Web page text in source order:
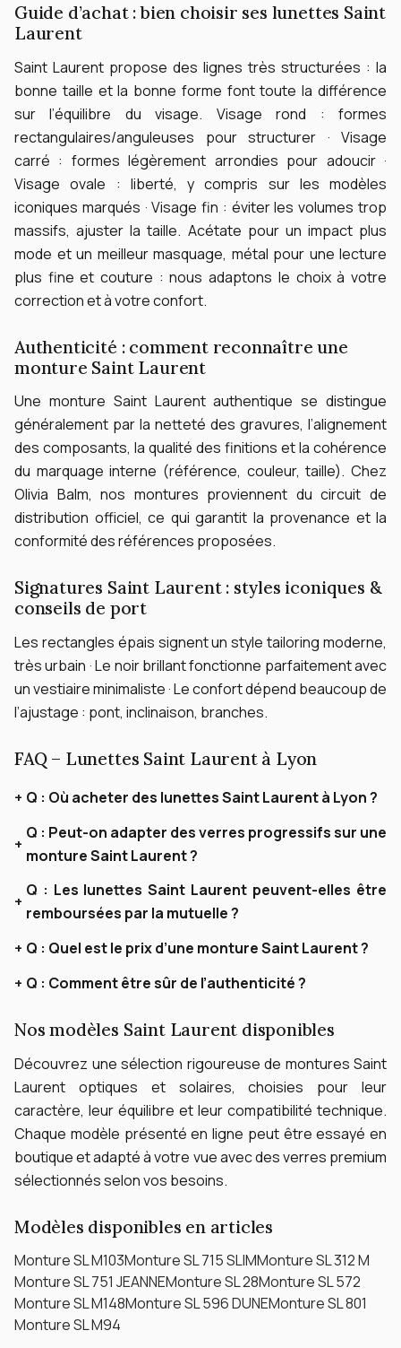
Guide d’achat : bien choisir ses lunettes Saint
Laurent
Saint Laurent propose des lignes très structurées : la
bonne taille et la bonne forme font toute la différence
sur l’équilibre du visage.
Visage rond : formes
rectangulaires/anguleuses pour structurer · Visage
carré : formes légèrement arrondies pour adoucir ·
Visage ovale : liberté, y compris sur les modèles
iconiques marqués · Visage fin : éviter les volumes trop
massifs, ajuster la taille. Acétate pour un impact plus
mode et un meilleur masquage, métal pour une lecture
plus fine et couture : nous adaptons le choix à votre
correction et à votre confort.
Authenticité : comment reconnaître une
monture Saint Laurent
Une monture Saint Laurent authentique se distingue
généralement par la netteté des gravures, l’alignement
des composants, la qualité des finitions et la cohérence
du marquage interne (référence, couleur, taille). Chez
Olivia Balm, nos montures proviennent du circuit de
distribution officiel, ce qui garantit la provenance et la
conformité des références proposées.
Signatures Saint Laurent : styles iconiques &
conseils de port
Les rectangles épais signent un style tailoring moderne,
très urbain · Le noir brillant fonctionne parfaitement avec
un vestiaire minimaliste · Le confort dépend beaucoup de
l’ajustage : pont, inclinaison, branches.
FAQ – Lunettes Saint Laurent à Lyon
Q : Où acheter des lunettes Saint Laurent à Lyon ?
Q : Peut-on adapter des verres progressifs sur une
monture Saint Laurent ?
Q : Les lunettes Saint Laurent peuvent-elles être
remboursées par la mutuelle ?
Q : Quel est le prix d’une monture Saint Laurent ?
Q : Comment être sûr de l’authenticité ?
Nos modèles Saint Laurent disponibles
Découvrez une sélection rigoureuse de montures Saint
Laurent optiques et solaires, choisies pour leur
caractère, leur équilibre et leur compatibilité technique.
Chaque modèle présenté en ligne peut être essayé en
boutique et adapté à votre vue avec des verres premium
sélectionnés selon vos besoins.
Modèles disponibles en articles
Monture SL M103Monture SL 715 SLIMMonture SL 312 M
Monture SL 751 JEANNEMonture SL 28Monture SL 572
Monture SL M148Monture SL 596 DUNEMonture SL 801
Monture SL M94